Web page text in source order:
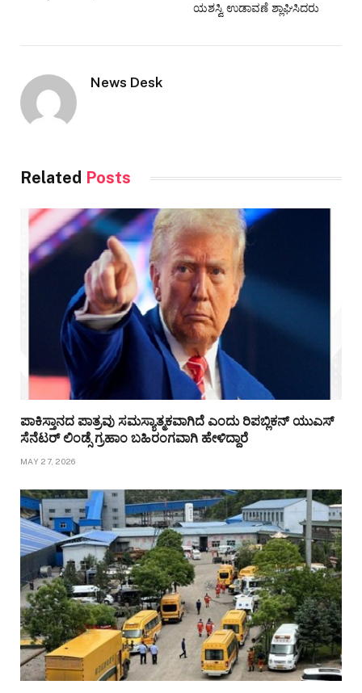
ಯಶಸ್ವಿ ಉಡಾವಣೆ ಶ್ಲಾಘಿಸಿದರು
News Desk
Related Posts
ಪಾಕಿಸ್ತಾನದ ಪಾತ್ರವು ಸಮಸ್ಯಾತ್ಮಕವಾಗಿದೆ ಎಂದು ರಿಪಬ್ಲಿಕನ್ ಯುಎಸ್
ಸೆನೆಟರ್ ಲಿಂಡ್ಸೆ ಗ್ರಹಾಂ ಬಹಿರಂಗವಾಗಿ ಹೇಳಿದ್ದಾರೆ
MAY 27, 2026